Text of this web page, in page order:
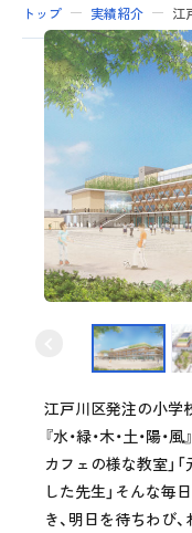
トップ 実績紹介 江
江戸川区発注の小学
『水・緑・木・土・陽
カフェの様な教室」
した先生」そんな毎
き、明日を待ちわび